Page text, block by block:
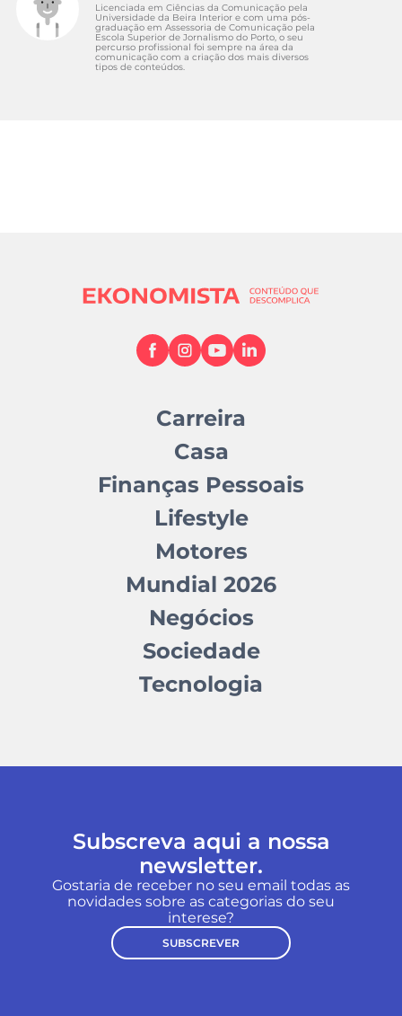
Licenciada em Ciências da Comunicação pela
Universidade da Beira Interior e com uma pós-
graduação em Assessoria de Comunicação pela
Escola Superior de Jornalismo do Porto, o seu
percurso profissional foi sempre na área da
comunicação com a criação dos mais diversos
tipos de conteúdos.
Carreira
Casa
Finanças Pessoais
Lifestyle
Motores
Mundial 2026
Negócios
Sociedade
Tecnologia
Subscreva aqui a nossa
newsletter.
Gostaria de receber no seu email todas as
novidades sobre as categorias do seu
interese?
SUBSCREVER